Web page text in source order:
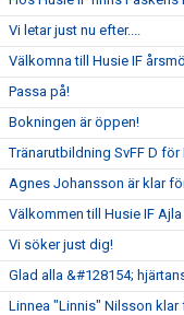
Vi letar just nu efter....
Välkomna till Husie IF
Passa på!
Bokningen är öppen!
Tränarutbildning SvFF D
Agnes Johansson är klar
Välkommen till Husie IF Ajla
Vi söker just dig!
Glad alla &#128154;
Linnea "Linnis" Nilsson klar